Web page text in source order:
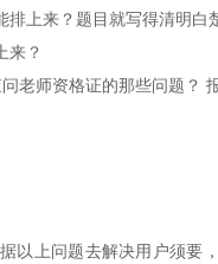
上来？题目就写得清明
来？
老师资格证的那些问题？
以上问题去解决用户须